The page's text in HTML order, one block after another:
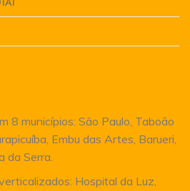
8 municípios: São Paulo, Taboão
Embu das Artes, Barueri,
da Serra.
Hospital da Luz,